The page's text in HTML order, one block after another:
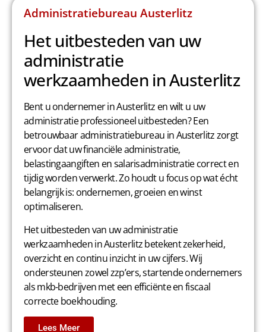
Administratiebureau Austerlitz
Het uitbesteden van uw
administratie
werkzaamheden in Austerlitz
Bent u ondernemer in Austerlitz en wilt u uw
administratie professioneel uitbesteden? Een
betrouwbaar administratiebureau in Austerlitz zorgt
ervoor dat uw financiële administratie,
belastingaangiften en salarisadministratie correct en
tijdig worden verwerkt. Zo houdt u focus op wat écht
belangrijk is: ondernemen, groeien en winst
optimaliseren.
Het uitbesteden van uw administratie
werkzaamheden in Austerlitz betekent zekerheid,
overzicht en continu inzicht in uw cijfers. Wij
ondersteunen zowel zzp’ers, startende ondernemers
als mkb-bedrijven met een efficiënte en fiscaal
correcte boekhouding.
Lees Meer